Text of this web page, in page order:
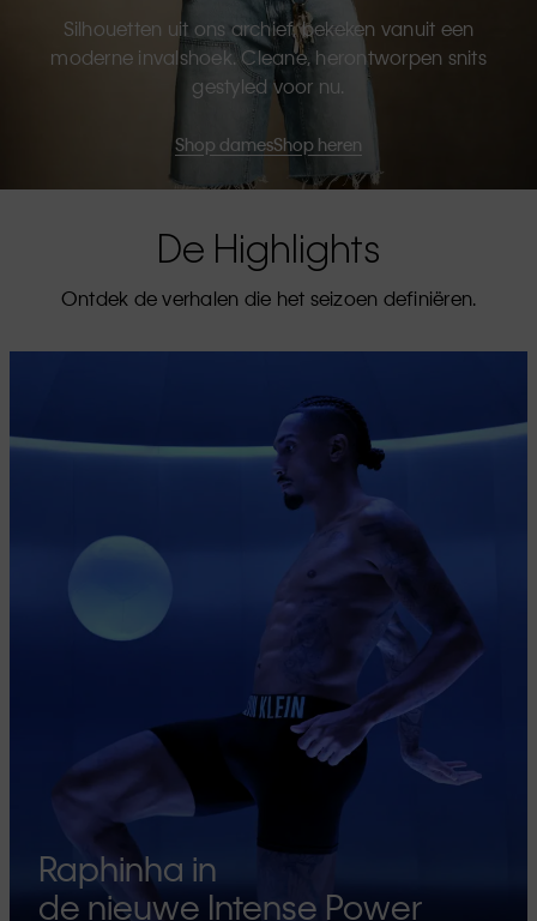
Silhouetten uit ons archief, bekeken vanuit een
moderne invalshoek. Cleane, herontworpen snits
gestyled voor nu.
Shop damesShop heren
De Highlights
Ontdek de verhalen die het seizoen definiëren.
Raphinha in
de nieuwe Intense Power